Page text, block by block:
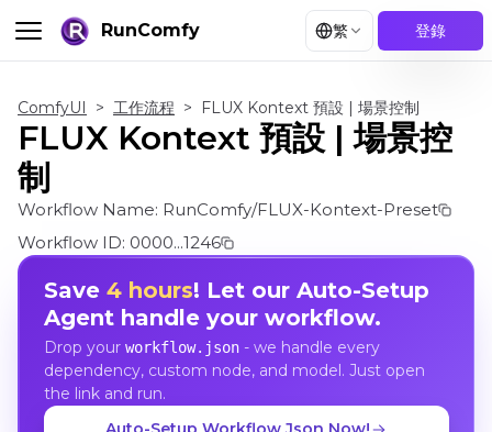
RunComfy 繁 登錄
ComfyUI > 工作流程 > FLUX Kontext 預設 | 場景控制
FLUX Kontext 預設 | 場景控
制
Workflow Name: RunComfy/FLUX-Kontext-Preset
Workflow ID: 0000...1246
Save 4 hours! Let our Auto-Setup
Agent handle your workflow.
Drop your workflow.json- we handle every
dependency, custom node, and model. Just open
the link and run.